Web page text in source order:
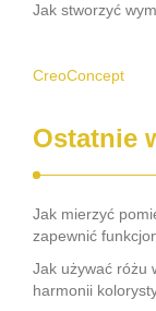
Jak stworzyć
CreoConcept
Ostatnie
Jak mierzyć
zapewnić
Jak używać różu
harmonii